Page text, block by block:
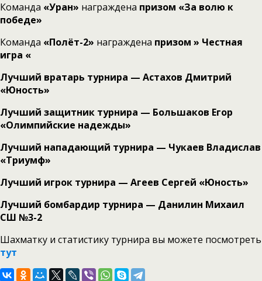
Команда «Уран» награждена призом «За волю к
победе»
Команда «Полёт-2» награждена призом » Честная
игра «
Лучший вратарь турнира — Астахов Дмитрий
«Юность»
Лучший защитник турнира — Большаков Егор
«Олимпийские надежды»
Лучший нападающий турнира — Чукаев Владислав
«Триумф»
Лучший игрок турнира — Агеев Сергей «Юность»
Лучший бомбардир турнира — Данилин Михаил
СШ №3-2
Шахматку и статистику турнира вы можете посмотреть
тут